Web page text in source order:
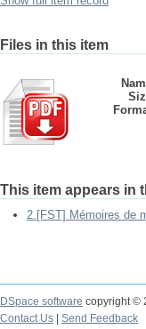
Files in this item
This item appears in
DSpace software copyright ©
Contact Us
Send Feedback